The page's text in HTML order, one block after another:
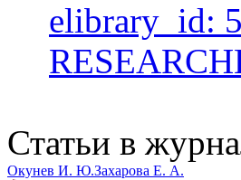
elibrary_id:
Статьи в
Окунев И. Ю.Захарова Е. А.